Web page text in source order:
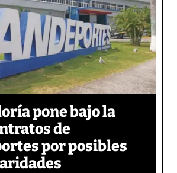
pone bajo la
de
por posibles